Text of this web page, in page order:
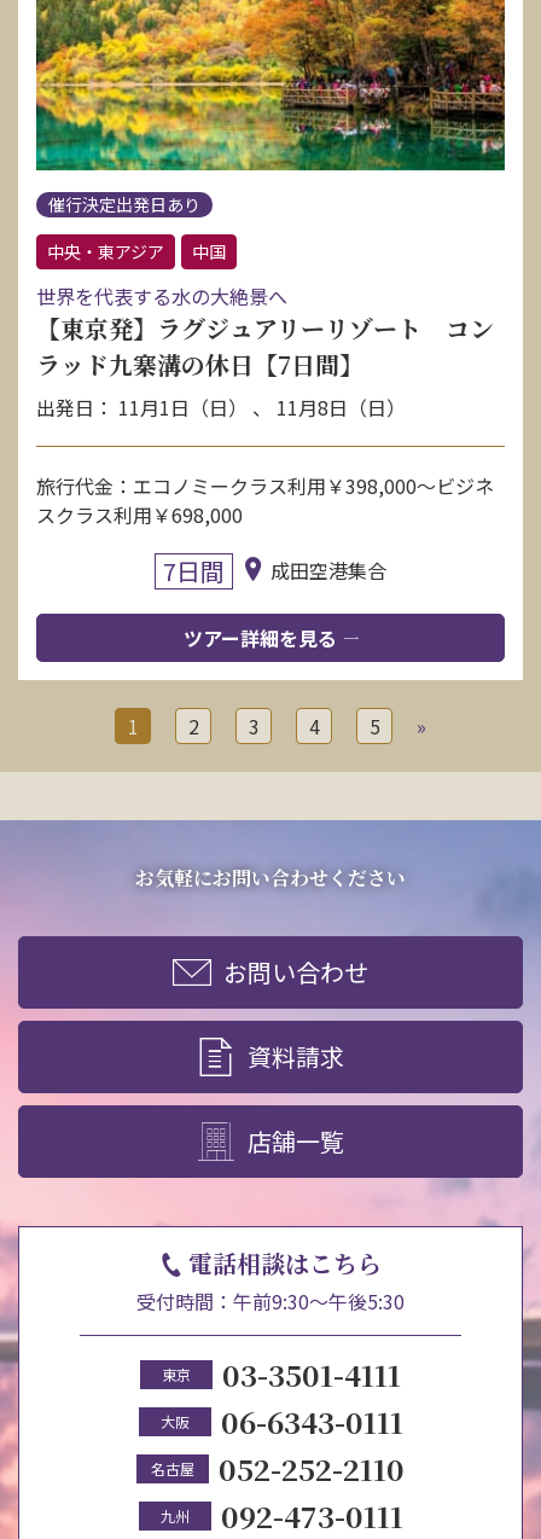
催行決定出発日あり
中央・東アジア
中国
世界を代表する水の大絶景へ
【東京発】ラグジュアリーリゾート コン
ラッド九寨溝の休日【7日間】
出発日： 11月1日（日） 、 11月8日（日）
旅行代金：エコノミークラス利用￥398,000～ビジネ
スクラス利用￥698,000
7日間 成田空港集合
ツアー詳細を見る
1 2 3 4 5 »
お気軽にお問い合わせください
お問い合わせ
資料請求
店舗一覧
電話相談はこちら
受付時間：午前9:30～午後5:30
東京 03-3501-4111
大阪 06-6343-0111
名古屋 052-252-2110
九州 092-473-0111